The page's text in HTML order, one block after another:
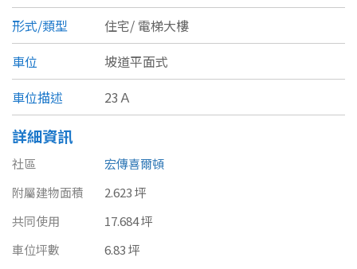
苗栗縣
台中市
彰化縣
南投縣
雲林縣
嘉義市
嘉義縣
農舍 辦公 店面 工廠
坪數
不拘
40~50 坪
形式/類型
住宅/ 電梯大樓
車位
坡道平面式
車位描述
23Ａ
詳細資訊
社區
宏傳喜爾頓
附屬建物面積
2.623 坪
共同使用
17.684 坪
車位坪數
6.83 坪